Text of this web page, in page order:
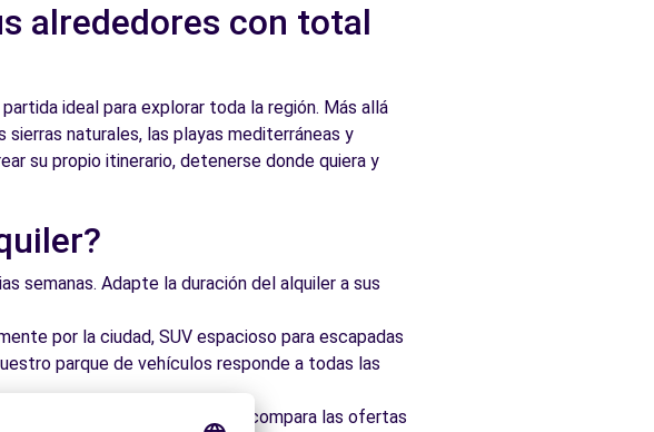
alrededores con total
ideal para explorar toda la región. Más allá
naturales, las playas mediterráneas y
su propio itinerario, detenerse donde quiera y
semanas. Adapte la duración del alquiler a sus
por la ciudad, SUV espacioso para escapadas
parque de vehículos responde a todas las
a nuestra plataforma que compara las ofertas